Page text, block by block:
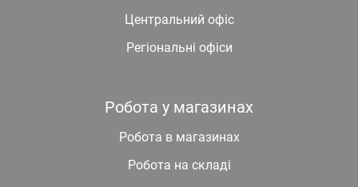
Центральний офіс
Регіональні офіси
Робота у магазинах
Робота в магазинах
Робота на складі